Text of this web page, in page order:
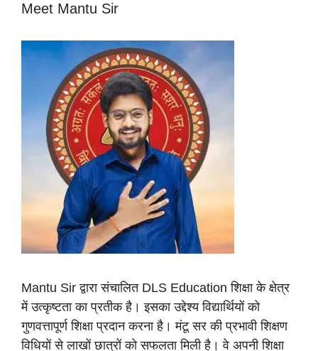
Meet Mantu Sir
Mantu Sir द्वारा संचालित DLS Education शिक्षा के क्षेत्र
में उत्कृष्टता का प्रतीक है। इसका उद्देश्य विद्यार्थियों को
गुणवत्तापूर्ण शिक्षा प्रदान करना है। मंटू सर की प्रभावी शिक्षण
विधियों से लाखों छात्रों को सफलता मिली है। वे अपनी शिक्षा